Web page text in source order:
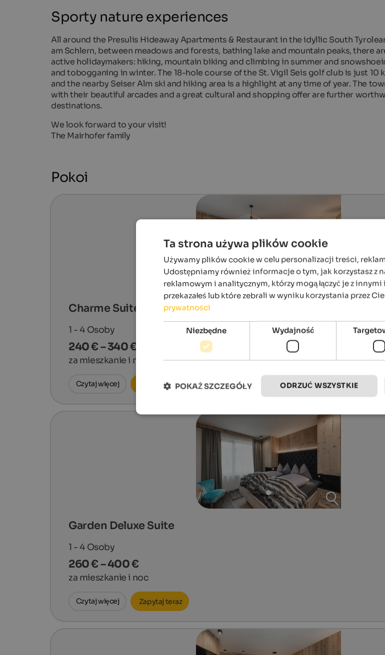
Sporty nature experiences
All around the Presulis Hideaway Apartments & Restaurant in the idyllic South
am Schlern, between meadows and forests, bathing lake and mountain peaks, there
active holidaymakers: hiking, mountain biking and climbing in summer and
and tobogganing in winter. The 18-hole course of the St. Vigil Seis golf club is just 10
and the nearby Seiser Alm ski and hiking area is a highlight at any time of year. The
with their beautiful arcades and a great cultural and shopping offer are further
destinations.
We look forward to your visit!
The Mairhofer family
Pokoi
Charme Suite
1 - 4 Osoby
240 € – 340 €
za mieszkanie i noc
Czytaj więcej Zapytaj teraz
Garden Deluxe Suite
1 - 4 Osoby
260 € – 400 €
za mieszkanie i noc
Czytaj więcej Zapytaj teraz
Ta strona używa plików cookie
Używamy plików cookie w celu personalizacji treści,
Udostępniamy również informacje o tym, jak korzystasz z
reklamowym i analitycznym, którzy mogą łączyć je z
przekazałeś lub które zebrali w wyniku korzystania przez
prywatności
Niezbędne Wydajność
ODRZUĆ WSZYSTKIE
POKAŻ SZCZEGÓŁY